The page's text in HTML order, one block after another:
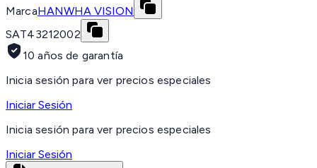
MarcaHANWHA VISION
SAT43212002
10 años de garantía
Inicia sesión para ver precios especiales
Iniciar Sesión
Inicia sesión para ver precios especiales
Iniciar Sesión